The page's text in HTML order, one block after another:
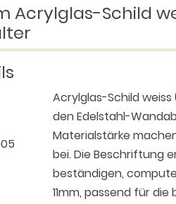
Acrylglas-Schild
Acrylglas-Schild
den Edelstahl-
Materialstärke
bei. Die Beschriftung
beständigen,
11mm, passend für